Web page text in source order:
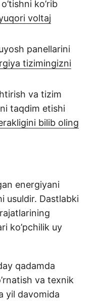
ko’rib
voltaj
panellarini
tizimingizni
va tizim
taqdim etishi
bilib oling
energiyani
usuldir. Dastlabki
ko’pchilik uy
qadamda
va texnik
yil davomida